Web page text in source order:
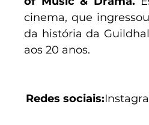
cinema, que
da história da
aos 20 anos.
Redes sociais: